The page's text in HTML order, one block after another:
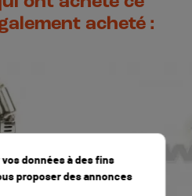
acheté :
données à des fins
proposer des annonces